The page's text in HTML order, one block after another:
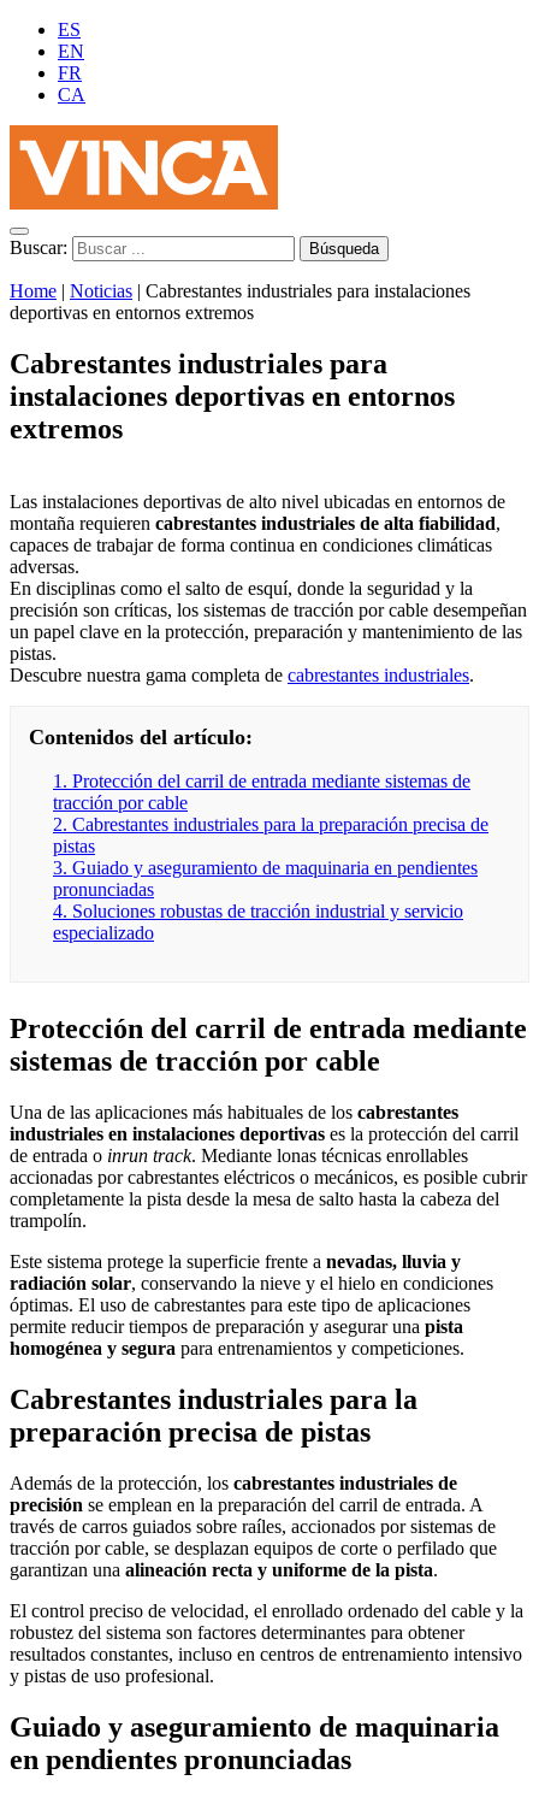
ES
EN
FR
CA
Buscar:
Home | Noticias | Cabrestantes industriales para instalaciones
deportivas en entornos extremos
Cabrestantes industriales para
instalaciones deportivas en entornos
extremos
Las instalaciones deportivas de alto nivel ubicadas en entornos de
montaña requieren cabrestantes industriales de alta fiabilidad,
capaces de trabajar de forma continua en condiciones climáticas
adversas.
En disciplinas como el salto de esquí, donde la seguridad y la
precisión son críticas, los sistemas de tracción por cable desempeñan
un papel clave en la protección, preparación y mantenimiento de las
pistas.
Descubre nuestra gama completa de cabrestantes industriales.
Contenidos del artículo:
1. Protección del carril de entrada mediante sistemas de
tracción por cable
2. Cabrestantes industriales para la preparación precisa de
pistas
3. Guiado y aseguramiento de maquinaria en pendientes
pronunciadas
4. Soluciones robustas de tracción industrial y servicio
especializado
Protección del carril de entrada mediante
sistemas de tracción por cable
Una de las aplicaciones más habituales de los cabrestantes
industriales en instalaciones deportivas es la protección del carril
de entrada o inrun track. Mediante lonas técnicas enrollables
accionadas por cabrestantes eléctricos o mecánicos, es posible cubrir
completamente la pista desde la mesa de salto hasta la cabeza del
trampolín.
Este sistema protege la superficie frente a nevadas, lluvia y
radiación solar, conservando la nieve y el hielo en condiciones
óptimas. El uso de cabrestantes para este tipo de aplicaciones
permite reducir tiempos de preparación y asegurar una pista
homogénea y segura para entrenamientos y competiciones.
Cabrestantes industriales para la
preparación precisa de pistas
Además de la protección, los cabrestantes industriales de
precisión se emplean en la preparación del carril de entrada. A
través de carros guiados sobre raíles, accionados por sistemas de
tracción por cable, se desplazan equipos de corte o perfilado que
garantizan una alineación recta y uniforme de la pista.
El control preciso de velocidad, el enrollado ordenado del cable y la
robustez del sistema son factores determinantes para obtener
resultados constantes, incluso en centros de entrenamiento intensivo
y pistas de uso profesional.
Guiado y aseguramiento de maquinaria
en pendientes pronunciadas